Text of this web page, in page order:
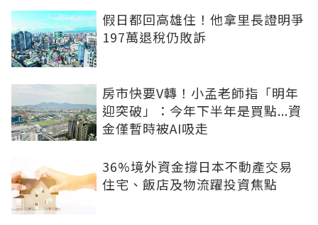
假日都回高雄住！他拿里長證明爭
197萬退稅仍敗訴
房市快要V轉！小孟老師指「明年
迎突破」：今年下半年是買點...資
金僅暫時被AI吸走
36%境外資金撐日本不動產交易
住宅、飯店及物流躍投資焦點